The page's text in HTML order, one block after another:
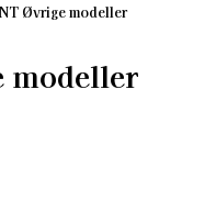
Øvrige modeller
modeller